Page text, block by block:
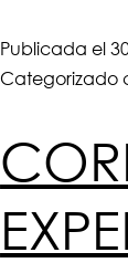
Publicada el
Categorizado